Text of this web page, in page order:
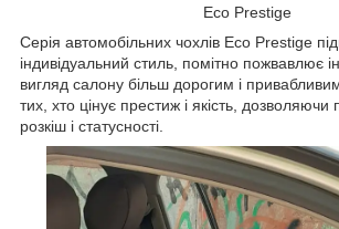
Eco Prestige
Серія автомобільних чохлів Eco Prestige
індивідуальний стиль, помітно пожвавлює
вигляд салону більш дорогим і
тих, хто цінує престиж і якість, дозволяючи
розкіш і статусності.